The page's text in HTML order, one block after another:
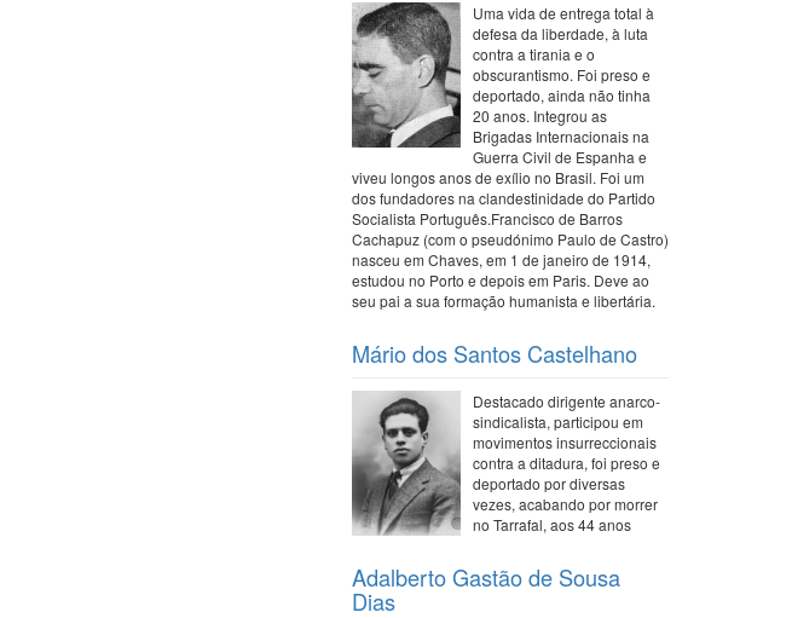
Uma vida de entrega total à
defesa da liberdade, à luta
contra a tirania e o
obscurantismo. Foi preso e
deportado, ainda não tinha
20 anos. Integrou as
Brigadas Internacionais na
Guerra Civil de Espanha e
viveu longos anos de exílio no Brasil. Foi um
dos fundadores na clandestinidade do Partido
Socialista Português.Francisco de Barros
Cachapuz (com o pseudónimo Paulo de Castro)
nasceu em Chaves, em 1 de janeiro de 1914,
estudou no Porto e depois em Paris. Deve ao
seu pai a sua formação humanista e libertária.
Mário dos Santos Castelhano
Destacado dirigente anarco-
sindicalista, participou em
movimentos insurreccionais
contra a ditadura, foi preso e
deportado por diversas
vezes, acabando por morrer
no Tarrafal, aos 44 anos
Adalberto Gastão de Sousa
Dias